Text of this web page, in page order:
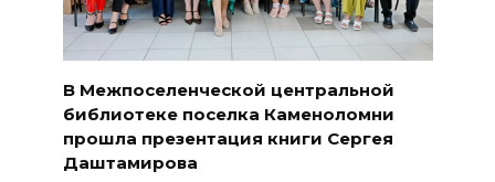
В Межпоселенческой центральной
библиотеке поселка Каменоломни
прошла презентация книги Сергея
Даштамирова